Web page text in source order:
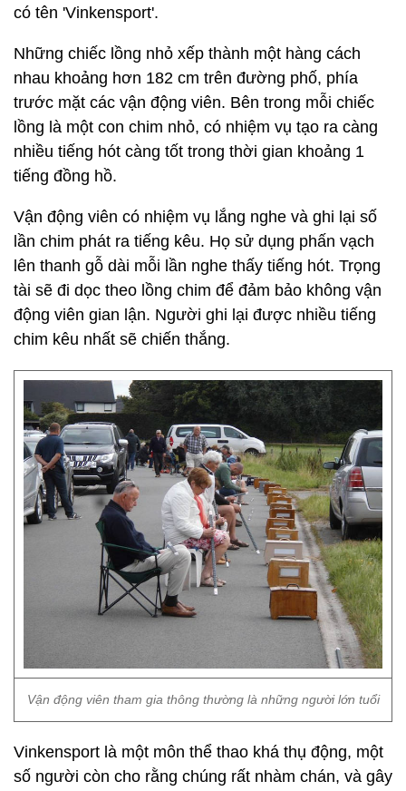
có tên 'Vinkensport'.
Những chiếc lồng nhỏ xếp thành một hàng cách
nhau khoảng hơn 182 cm trên đường phố, phía
trước mặt các vận động viên. Bên trong mỗi chiếc
lồng là một con chim nhỏ, có nhiệm vụ tạo ra càng
nhiều tiếng hót càng tốt trong thời gian khoảng 1
tiếng đồng hồ.
Vận động viên có nhiệm vụ lắng nghe và ghi lại số
lần chim phát ra tiếng kêu. Họ sử dụng phấn vạch
lên thanh gỗ dài mỗi lần nghe thấy tiếng hót. Trọng
tài sẽ đi dọc theo lồng chim để đảm bảo không vận
động viên gian lận. Người ghi lại được nhiều tiếng
chim kêu nhất sẽ chiến thắng.
Vận động viên tham gia thông thường là những người lớn tuổi
Vinkensport là một môn thể thao khá thụ động, một
số người còn cho rằng chúng rất nhàm chán, và gây